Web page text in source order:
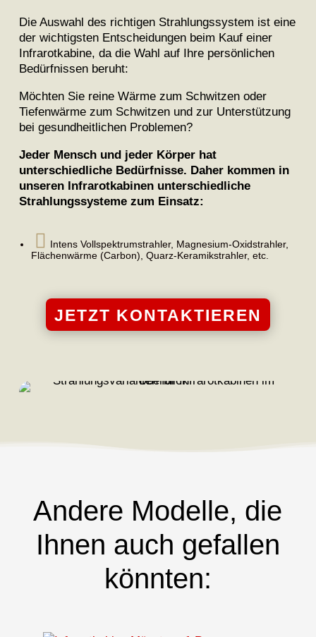
Die Auswahl des richtigen Strahlungssystem ist eine
der wichtigsten Entscheidungen beim Kauf einer
Infrarotkabine, da die Wahl auf Ihre persönlichen
Bedürfnissen beruht:
Möchten Sie reine Wärme zum Schwitzen oder
Tiefenwärme zum Schwitzen und zur Unterstützung
bei gesundheitlichen Problemen?
Jeder Mensch und jeder Körper hat
unterschiedliche Bedürfnisse. Daher kommen in
unseren Infrarotkabinen unterschiedliche
Strahlungssysteme zum Einsatz:
 Intens Vollspektrumstrahler, Magnesium-Oxidstrahler,
Flächenwärme (Carbon), Quarz-Keramikstrahler, etc.
JETZT KONTAKTIEREN
Andere Modelle, die
Ihnen auch gefallen
könnten: